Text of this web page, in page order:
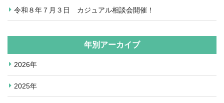
令和８年７月３日 カジュアル相談会開催！
年別アーカイブ
2026年
2025年